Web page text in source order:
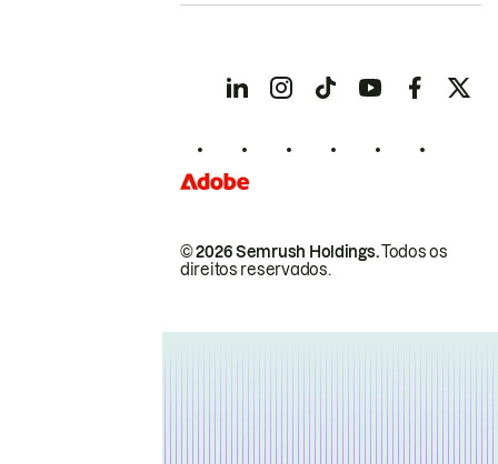
© 2026 Semrush Holdings.Todos os
direitos reservados.